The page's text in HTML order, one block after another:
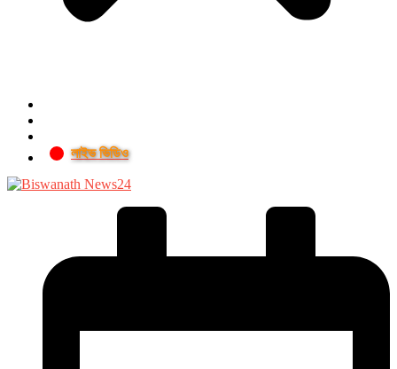
লাইভ ভিডিও